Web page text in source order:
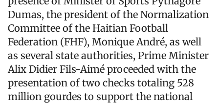
Dumas, the president of the Normalization
Committee of the Haitian Football
Federation (FHF), Monique André, as well
as several state authorities, Prime Minister
Alix Didier Fils-Aimé proceeded with the
presentation of two checks totaling 528
million gourdes to support the national